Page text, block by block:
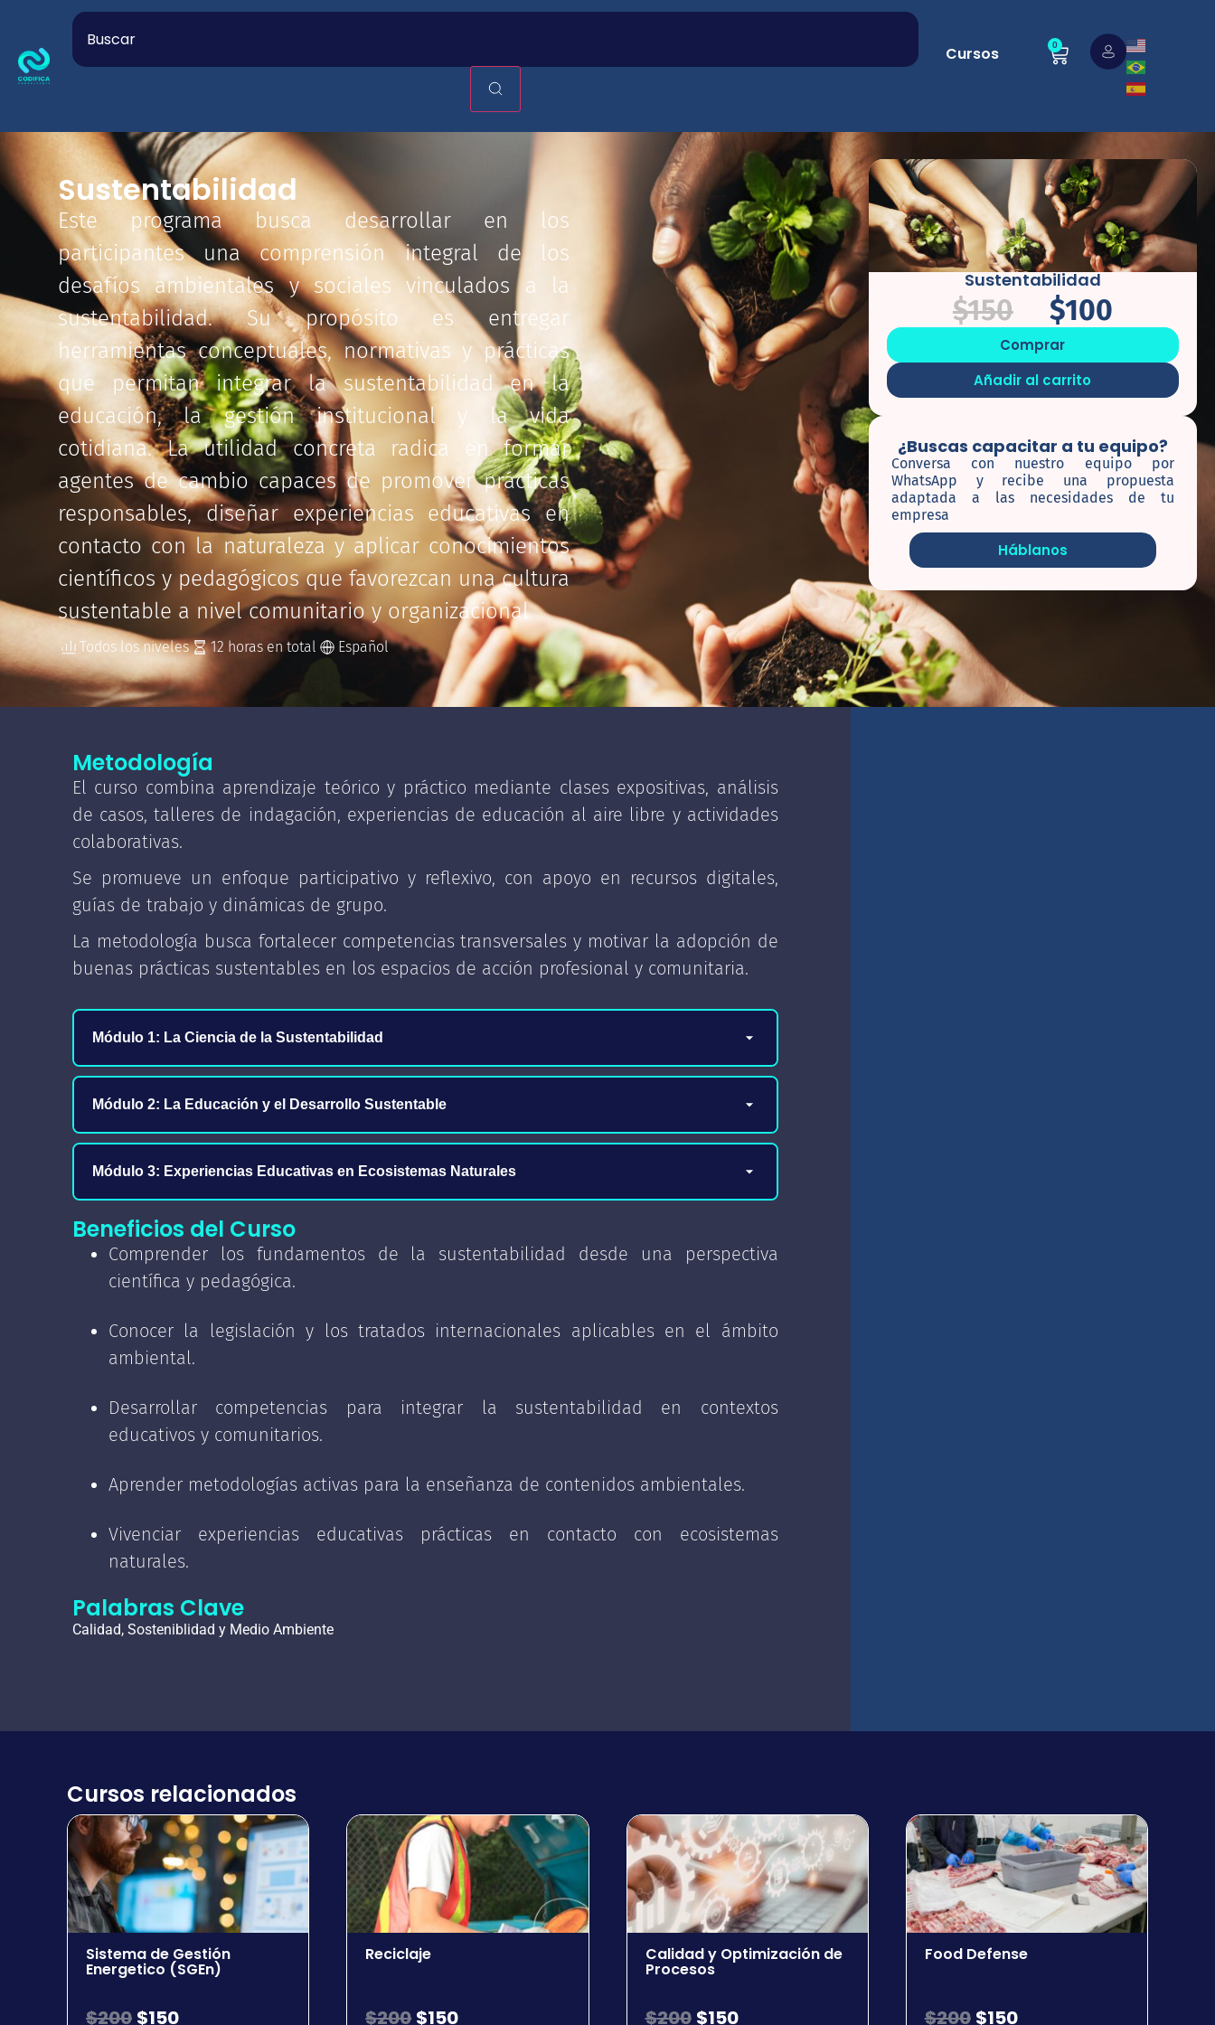
Cursos 0
Sustentabilidad
Este programa busca desarrollar en los
participantes una comprensión integral de los
desafíos ambientales y sociales vinculados a la
sustentabilidad. Su propósito es entregar
herramientas conceptuales, normativas y prácticas
que permitan integrar la sustentabilidad en la
educación, la gestión institucional y la vida
cotidiana. La utilidad concreta radica en formar
agentes de cambio capaces de promover prácticas
responsables, diseñar experiencias educativas en
contacto con la naturaleza y aplicar conocimientos
científicos y pedagógicos que favorezcan una cultura
sustentable a nivel comunitario y organizacional
Todos los niveles 12 Español
Sustentabilidad
$150 $100
Comprar
Añadir al carrito
¿Buscas capacitar a tu equipo?
Conversa con nuestro equipo por
WhatsApp y recibe una propuesta
adaptada a las necesidades de tu
empresa
Háblanos
Metodología
El curso combina aprendizaje teórico y práctico mediante clases expositivas, análisis
de casos, talleres de indagación, experiencias de educación al aire libre y actividades
colaborativas.
Se promueve un enfoque participativo y reflexivo, con apoyo en recursos digitales,
guías de trabajo y dinámicas de grupo.
La metodología busca fortalecer competencias transversales y motivar la adopción de
buenas prácticas sustentables en los espacios de acción profesional y comunitaria.
Módulo 1: La Ciencia de la Sustentabilidad
✓ Sustentabilidad y sostenibilidad como paradigma.
✓ Bases de la legislación ambiental chilena.
✓ Ciencia y método científico como soporte de la educación
ecológica.
✓ Tratados internacionales y ODS.
✓ Escasez hídrica, biodiversidad y demografía.
✓ Tecnologías y desarrollo estratégico para nuevas generaciones.
Módulo 2: La Educación y el Desarrollo Sustentable
✓ Nuevos paradigmas educativos.
✓ Planes y programas con pertinencia sustentable.
✓ Estrategias de motivación social en la educación formal.
✓ Métodos de enseñanza para la sustentabilidad.
✓ Ciencias humanistas y su relación con la sustentabilidad.
Módulo 3: Experiencias Educativas en Ecosistemas Naturales
✓ Fundamentos de la educación al aire libre.
✓ Logística, seguridad y manejo de riesgos.
✓ Transversalidad en experiencias de terreno.
✓ Metodología de indagación ecológica
Beneficios del Curso
Comprender los fundamentos de la sustentabilidad desde una perspectiva
científica y pedagógica.
Conocer la legislación y los tratados internacionales aplicables en el ámbito
ambiental.
Desarrollar competencias para integrar la sustentabilidad en contextos
educativos y comunitarios.
Aprender metodologías activas para la enseñanza de contenidos ambientales.
Vivenciar experiencias educativas prácticas en contacto con ecosistemas
naturales.
Palabras Clave
Calidad, Sosteniblidad y Medio Ambiente
Cursos relacionados
Sistema de Gestión
Energetico (SGEn)
$200 $150
Reciclaje
$200 $150
Calidad y Optimización de
Procesos
$200 $150
Food Defense
$200 $150